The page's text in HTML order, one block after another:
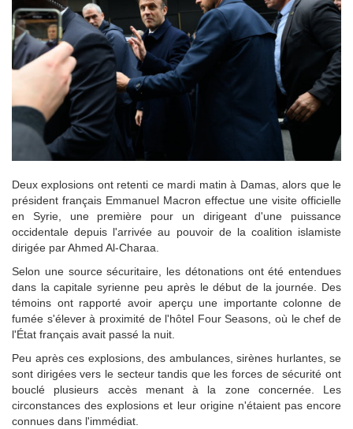
Deux explosions ont retenti ce mardi matin à Damas, alors que le
président français Emmanuel Macron effectue une visite officielle
en Syrie, une première pour un dirigeant d'une puissance
occidentale depuis l'arrivée au pouvoir de la coalition islamiste
dirigée par Ahmed Al-Charaa.
Selon une source sécuritaire, les détonations ont été entendues
dans la capitale syrienne peu après le début de la journée. Des
témoins ont rapporté avoir aperçu une importante colonne de
fumée s'élever à proximité de l'hôtel Four Seasons, où le chef de
l'État français avait passé la nuit.
Peu après ces explosions, des ambulances, sirènes hurlantes, se
sont dirigées vers le secteur tandis que les forces de sécurité ont
bouclé plusieurs accès menant à la zone concernée. Les
circonstances des explosions et leur origine n'étaient pas encore
connues dans l'immédiat.